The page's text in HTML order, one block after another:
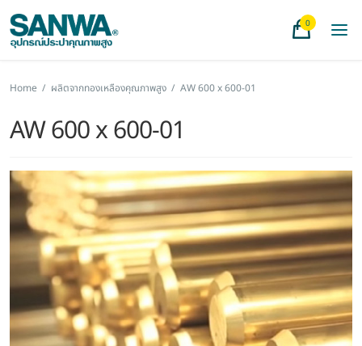
0
Home / ผลิตจากทองเหลืองคุณภาพสูง / AW 600 x 600-01
AW 600 x 600-01